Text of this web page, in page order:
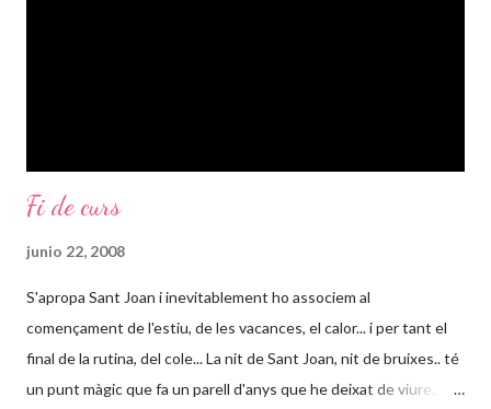
Fi de curs
junio 22, 2008
S'apropa Sant Joan i inevitablement ho associem al
començament de l'estiu, de les vacances, el calor... i per tant el
final de la rutina, del cole... La nit de Sant Joan, nit de bruixes.. té
un punt màgic que fa un parell d'anys que he deixat de viure..